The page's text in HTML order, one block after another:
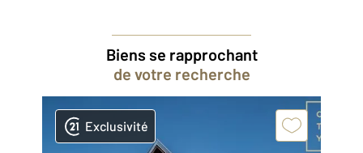
Biens se rapprochant
de votre recherche
Exclusivité